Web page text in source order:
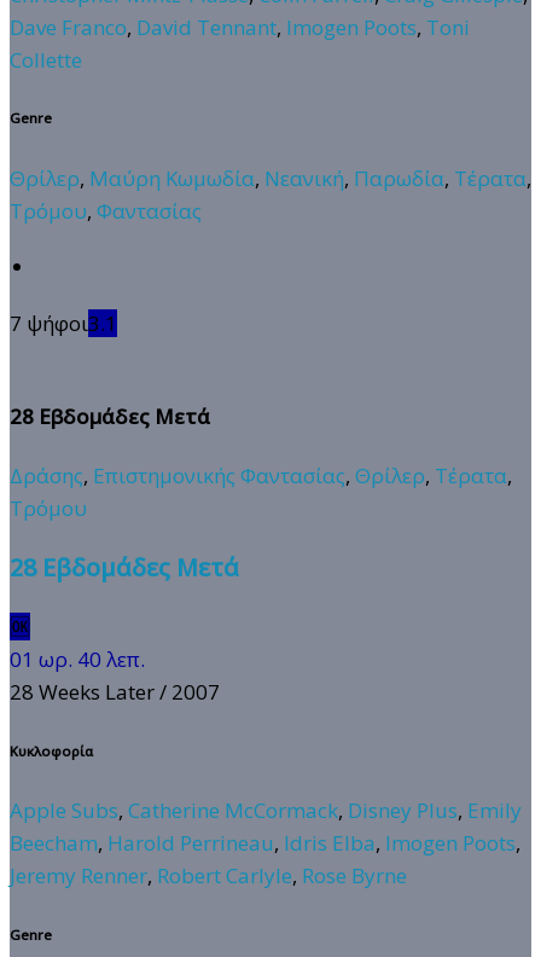
Dave Franco, David Tennant, Imogen Poots, Toni
Collette
Genre
Θρίλερ, Μαύρη Κωμωδία, Νεανική, Παρωδία, Τέρατα,
Τρόμου, Φαντασίας
7 ψήφοι3.1
28 Εβδομάδες Μετά
Δράσης, Επιστημονικής Φαντασίας, Θρίλερ, Τέρατα,
Τρόμου
28 Εβδομάδες Μετά
🆗
01 ωρ. 40 λεπ.
28 Weeks Later/ 2007
Κυκλοφορία
Apple Subs, Catherine McCormack, Disney Plus, Emily
Beecham, Harold Perrineau, Idris Elba, Imogen Poots,
Jeremy Renner, Robert Carlyle, Rose Byrne
Genre